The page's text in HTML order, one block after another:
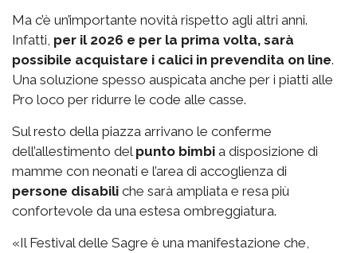
Ma c’è un’importante novità rispetto agli altri anni.
Infatti, per il 2026 e per la prima volta, sarà
possibile acquistare i calici in prevendita on line.
Una soluzione spesso auspicata anche per i piatti alle
Pro loco per ridurre le code alle casse.
Sul resto della piazza arrivano le conferme
dell’allestimento del punto bimbi a disposizione di
mamme con neonati e l’area di accoglienza di
persone disabili che sarà ampliata e resa più
confortevole da una estesa ombreggiatura.
«Il Festival delle Sagre è una manifestazione che,